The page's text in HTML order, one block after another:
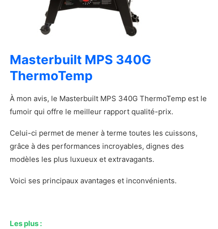
Les moins
Notre verdict sur le Dyna-Glo
DGW1904BDP-D
Les caractéristiques principales du Camp
Démonstration photo du Camp Chef
Mon avis sur le Camp Chef SMV24S
SMV24S
Les plus
Les moins
Présentation du Dyna-Glo DGY784BDP
Masterbuilt MPS 340G
ThermoTemp
À mon avis, le Masterbuilt MPS 340G ThermoTemp est le
fumoir qui offre le meilleur rapport qualité-prix.
Celui-ci permet de mener à terme toutes les cuissons,
grâce à des performances incroyables, dignes des
modèles les plus luxueux et extravagants.
Voici ses principaux avantages et inconvénients.
Les plus :